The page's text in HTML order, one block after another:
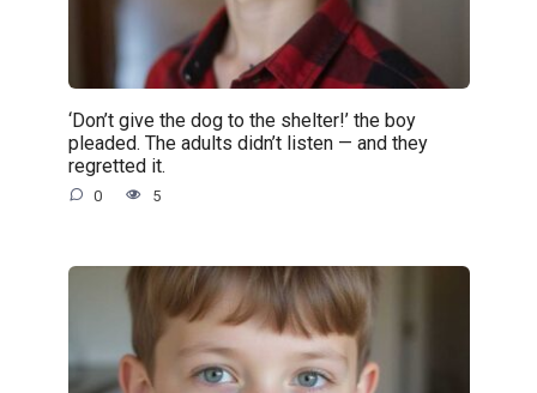
‘Don’t give the dog to the shelter!’ the boy
pleaded. The adults didn’t listen — and they
regretted it.
0 5